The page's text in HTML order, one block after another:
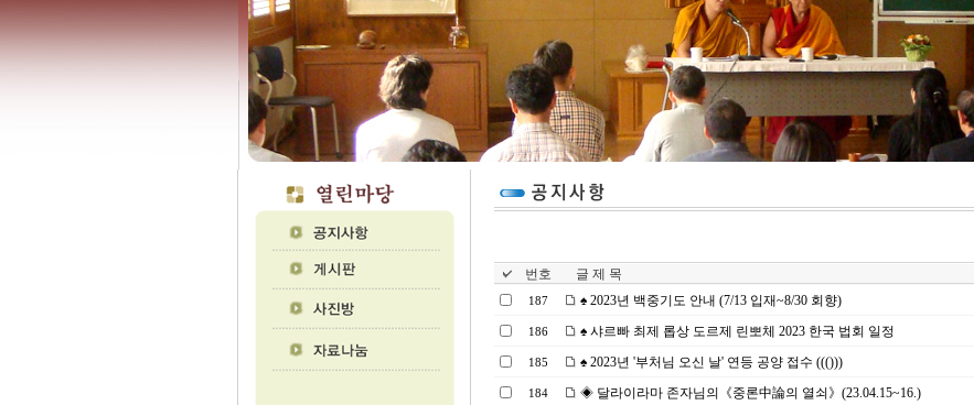
번호 글 제 목
187 ♠ 2023년 백중기도 안내 (7/13 입재~8/30 회향)
186 ♠ 샤르빠 최제 롭상 도르제 린뽀체 2023 한국 법회 일정
185 ♠ 2023년 '부처님 오신 날' 연등 공양 접수 ((()))
184 ◈ 달라이라마 존자님의《중론中論의 열쇠》(23.04.15~16.)